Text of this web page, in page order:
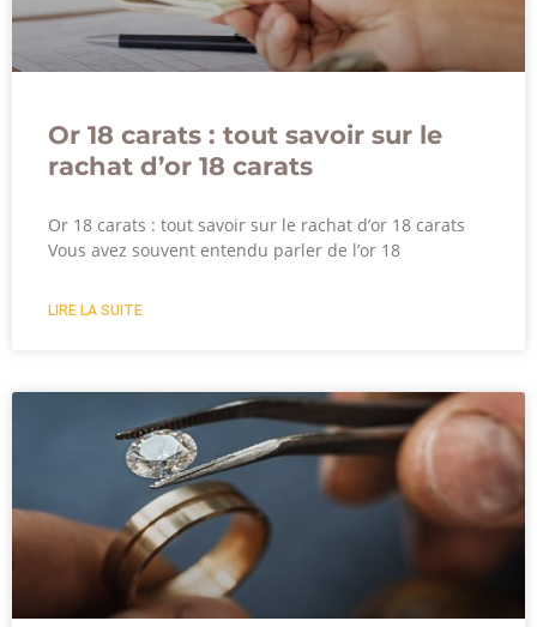
Or 18 carats : tout savoir sur le
rachat d’or 18 carats
Or 18 carats : tout savoir sur le rachat d’or 18 carats
Vous avez souvent entendu parler de l’or 18
LIRE LA SUITE